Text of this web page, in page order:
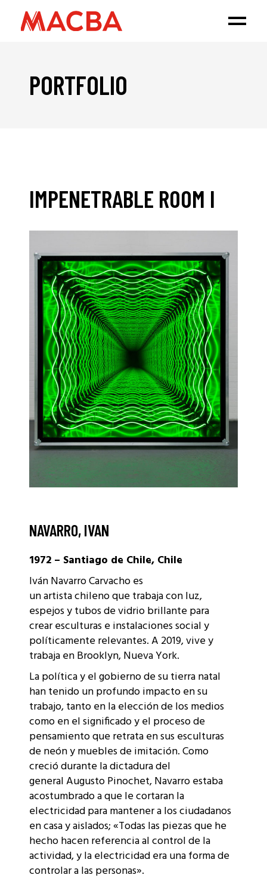
PORTFOLIO
IMPENETRABLE ROOM I
NAVARRO, IVAN
1972 – Santiago de Chile, Chile
Iván Navarro Carvacho es
un artista chileno que trabaja con luz,
espejos y tubos de vidrio brillante para
crear esculturas e instalaciones social y
políticamente relevantes. A 2019, vive y
trabaja en Brooklyn, Nueva York.
La política y el gobierno de su tierra natal
han tenido un profundo impacto en su
trabajo, tanto en la elección de los medios
como en el significado y el proceso de
pensamiento que retrata en sus esculturas
de neón y muebles de imitación. Como
creció durante la dictadura del
general Augusto Pinochet, Navarro estaba
acostumbrado a que le cortaran la
electricidad para mantener a los ciudadanos
en casa y aislados; «Todas las piezas que he
hecho hacen referencia al control de la
actividad, y la electricidad era una forma de
controlar a las personas».​